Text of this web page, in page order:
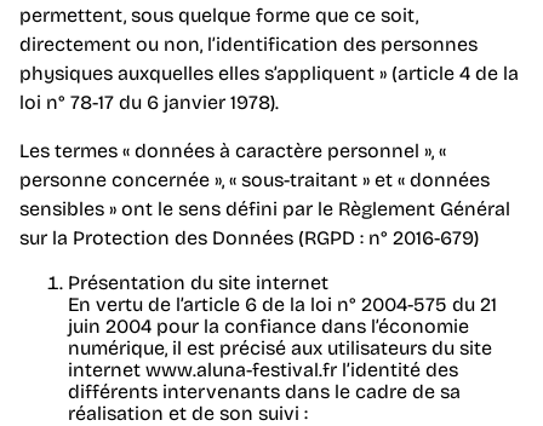
permettent, sous quelque forme que ce soit,
directement ou non, l’identification des personnes
physiques auxquelles elles s’appliquent » (article 4 de la
loi n° 78-17 du 6 janvier 1978).
Les termes « données à caractère personnel », «
personne concernée », « sous-traitant » et « données
sensibles » ont le sens défini par le Règlement Général
sur la Protection des Données (RGPD : n° 2016-679)
Présentation du site internet
En vertu de l’article 6 de la loi n° 2004-575 du 21
juin 2004 pour la confiance dans l’économie
numérique, il est précisé aux utilisateurs du site
internet www.aluna-festival.fr l’identité des
différents intervenants dans le cadre de sa
réalisation et de son suivi :